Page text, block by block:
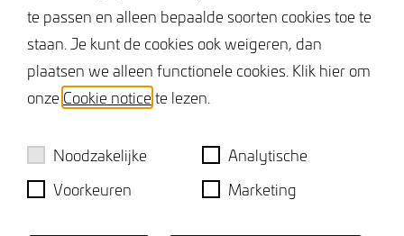
te passen en alleen bepaalde soorten cookies toe te
staan. Je kunt de cookies ook weigeren, dan
plaatsen we alleen functionele cookies. Klik hier om
onze Cookie notice te lezen.
Noodzakelijke
Analytische
Voorkeuren
Marketing